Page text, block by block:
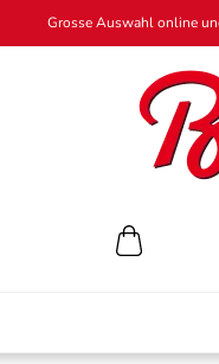
Grosse Auswahl online